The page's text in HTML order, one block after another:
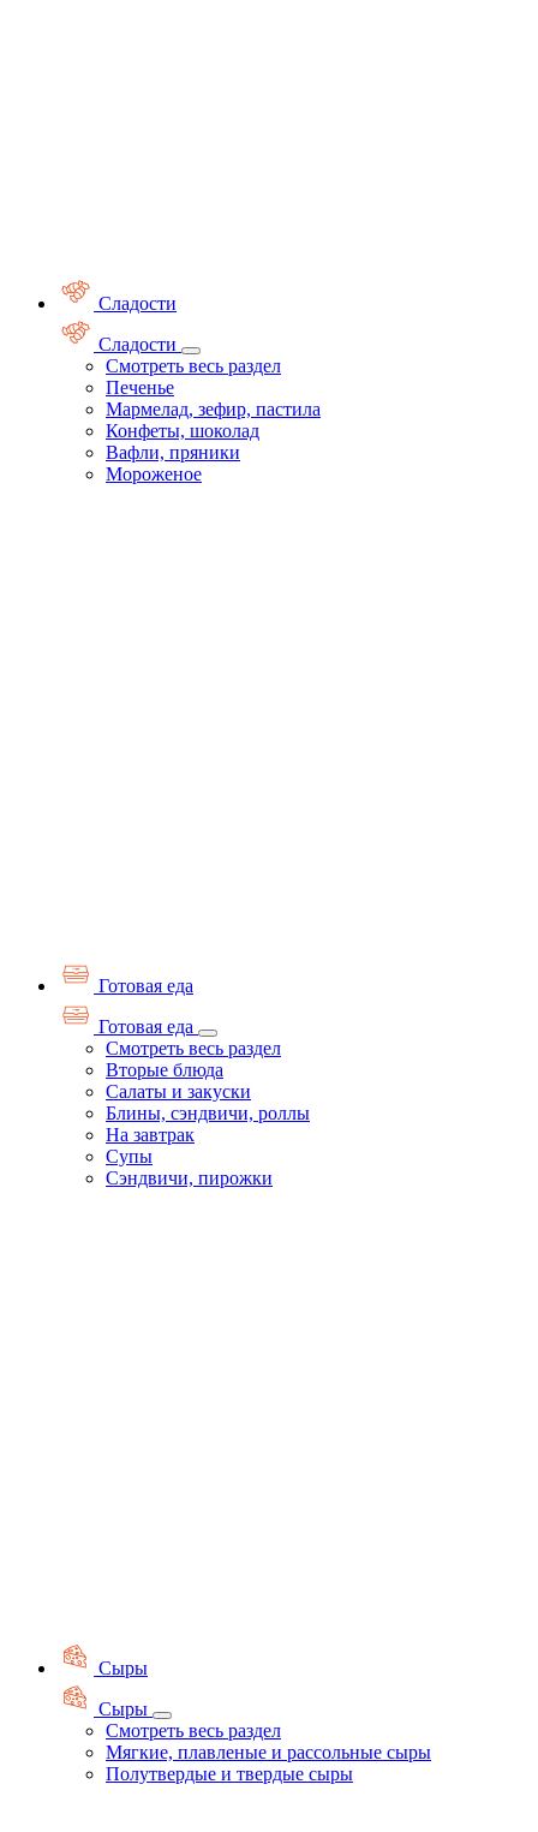
Сладости
Сладости
Смотреть весь раздел
Печенье
Мармелад, зефир, пастила
Конфеты, шоколад
Вафли, пряники
Мороженое
Готовая еда
Готовая еда
Смотреть весь раздел
Вторые блюда
Салаты и закуски
Блины, сэндвичи, роллы
На завтрак
Супы
Сэндвичи, пирожки
Сыры
Сыры
Смотреть весь раздел
Мягкие, плавленые и рассольные сыры
Полутвердые и твердые сыры